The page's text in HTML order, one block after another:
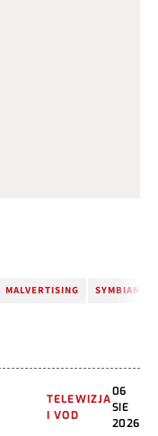
MALVERTISING SYMBIAN
TELEWIZJA
I VOD
06
SIE
2026